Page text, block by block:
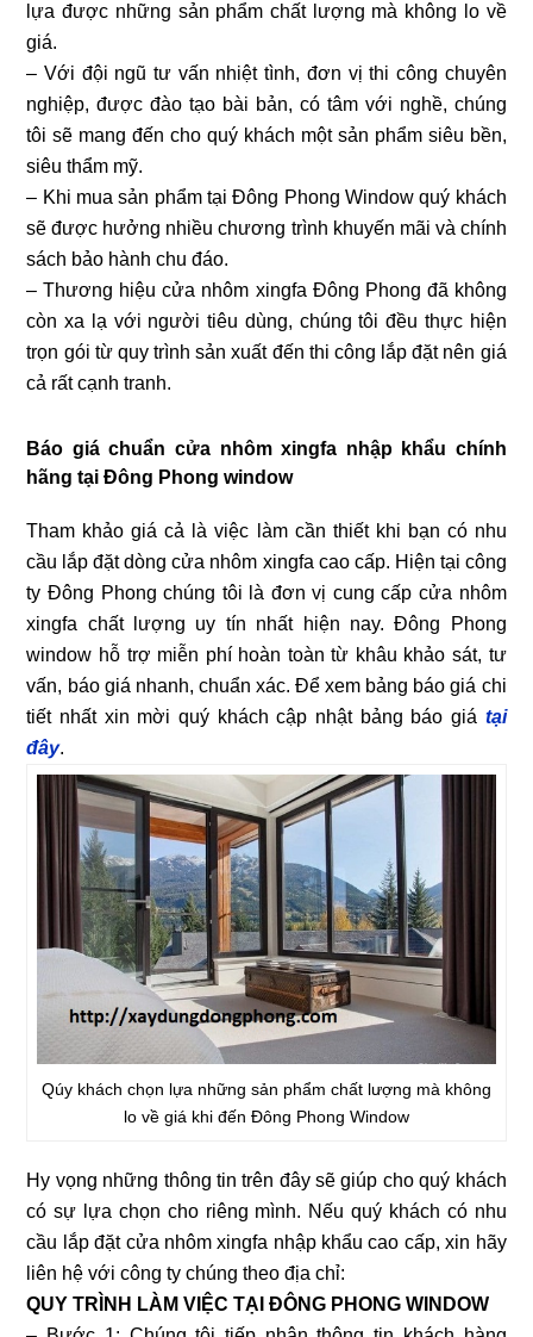
lựa được những sản phẩm chất lượng mà không lo về
giá.
– Với đội ngũ tư vấn nhiệt tình, đơn vị thi công chuyên
nghiệp, được đào tạo bài bản, có tâm với nghề, chúng
tôi sẽ mang đến cho quý khách một sản phẩm siêu bền,
siêu thẩm mỹ.
– Khi mua sản phẩm tại Đông Phong Window quý khách
sẽ được hưởng nhiều chương trình khuyến mãi và chính
sách bảo hành chu đáo.
– Thương hiệu cửa nhôm xingfa Đông Phong đã không
còn xa lạ với người tiêu dùng, chúng tôi đều thực hiện
trọn gói từ quy trình sản xuất đến thi công lắp đặt nên giá
cả rất cạnh tranh.
Báo giá chuẩn cửa nhôm xingfa nhập khẩu chính
hãng tại Đông Phong window
Tham khảo giá cả là việc làm cần thiết khi bạn có nhu
cầu lắp đặt dòng cửa nhôm xingfa cao cấp. Hiện tại công
ty Đông Phong chúng tôi là đơn vị cung cấp cửa nhôm
xingfa chất lượng uy tín nhất hiện nay. Đông Phong
window hỗ trợ miễn phí hoàn toàn từ khâu khảo sát, tư
vấn, báo giá nhanh, chuẩn xác. Để xem bảng báo giá chi
tiết nhất xin mời quý khách cập nhật bảng báo giá tại
đây.
Qúy khách chọn lựa những sản phẩm chất lượng mà không
lo về giá khi đến Đông Phong Window
Hy vọng những thông tin trên đây sẽ giúp cho quý khách
có sự lựa chọn cho riêng mình. Nếu quý khách có nhu
cầu lắp đặt cửa nhôm xingfa nhập khẩu cao cấp, xin hãy
liên hệ với công ty chúng theo địa chỉ:
QUY TRÌNH LÀM VIỆC TẠI ĐÔNG PHONG WINDOW